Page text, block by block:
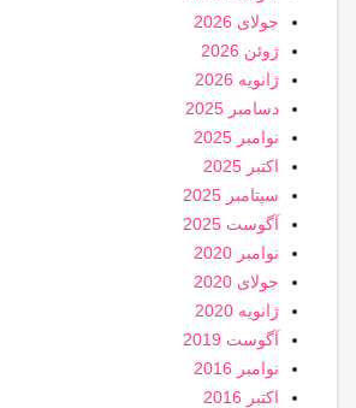
جولای 2026
ژوئن 2026
ژانویه 2026
دسامبر 2025
نوامبر 2025
اکتبر 2025
سپتامبر 2025
آگوست 2025
نوامبر 2020
جولای 2020
ژانویه 2020
آگوست 2019
نوامبر 2016
اکتبر 2016